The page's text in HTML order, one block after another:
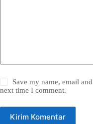
Save my name, email
next time I comment.
Kirim Komentar